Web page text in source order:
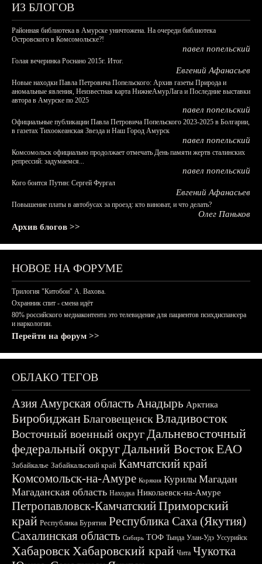
ИЗ БЛОГОВ
Районная библиотека в Амурске уничтожена. На очереди библиотека
Островского в Комсомольске?!
павел попельский
Голая вечеринка Роснано 2015г. Итог.
Евгений Афанасьев
Новые находки Павла Петровича Попельского: Архив газеты Природа и
аномальные явления, Неизвестная карта НижнеАмурЛага и Последние выставки
автора в Амурске по 2025
павел попельский
Официальные публикации Павла Петровича Попельского 2023-2025 в Болгарии,
в газетах Тихоокеанская Звезда и Наш Город Амурск
павел попельский
Комсомольск официально продолжает отмечать День памяти жертв сталинских
репрессий: задумаемся...
павел попельский
Кого боится Путин: Сергей Фургал
Евгений Афанасьев
Повышение платы в автобусах за проезд: кто виноват, и что делать?
Олег Паньков
Архив блогов >>
НОВОЕ НА ФОРУМЕ
Трилогия "Китобои" А. Вахова.
Охранник спит - смена идёт
80% российского медиаконтента это телевидение для пациентов психдиспансера
и наркологии.
Перейти на форум >>
ОБЛАКО ТЕГОВ
АзияАмурская область Анадырь Арктика
БиробиджанБлаговещенскВладивосток
Восточный военный округДальневосточный
федеральный округДальний ВостокЕАО
Забайкалье Забайкальский край Камчатский край
Комсомольск-на-Амуре Корякия Курилы Магадан
Магаданская область Находка Николаевск-на-Амуре
Петропавловск-КамчатскийПриморский
край Республика Бурятия Республика Саха (Якутия)
Сахалинская область Сибирь ТОФ Тында Улан-Удэ Уссурийск
ХабаровскХабаровский край Чита Чукотка